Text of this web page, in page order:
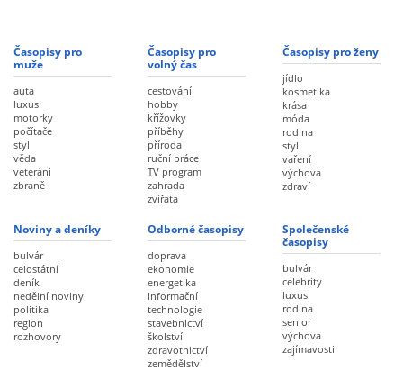
Časopisy pro
muže
auta
luxus
motorky
počítače
styl
věda
veteráni
zbraně
Časopisy pro
volný čas
cestování
hobby
křížovky
příběhy
příroda
ruční práce
TV program
zahrada
zvířata
Časopisy pro ženy
jídlo
kosmetika
krása
móda
rodina
styl
vaření
výchova
zdraví
Noviny a deníky
bulvár
celostátní
deník
nedělní noviny
politika
region
rozhovory
Odborné časopisy
doprava
ekonomie
energetika
informační
technologie
stavebnictví
školství
zdravotnictví
zemědělství
Společenské
časopisy
bulvár
celebrity
luxus
rodina
senior
výchova
zajímavosti